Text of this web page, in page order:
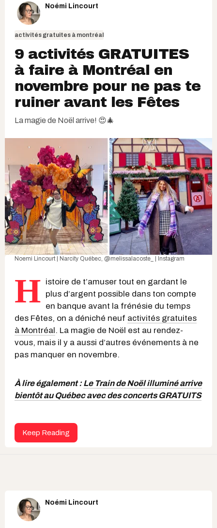
Noémi Lincourt
activités gratuites à montréal
9 activités GRATUITES
à faire à Montréal en
novembre pour ne pas te
ruiner avant les Fêtes
La magie de Noël arrive! 😍🎄
Noemi Lincourt | Narcity Québec, @melissalacoste_ | Instagram
H istoire de t’amuser tout en gardant le
plus d’argent possible dans ton compte
en banque avant la frénésie du temps
des Fêtes, on a déniché neuf activités gratuites
à Montréal . La magie de Noël est au rendez-
vous, mais il y a aussi d’autres événements à ne
pas manquer en novembre.
À lire également :Le Train de Noël illuminé arrive
bientôt au Québec avec des concerts GRATUITS
Keep Reading
Noémi Lincourt